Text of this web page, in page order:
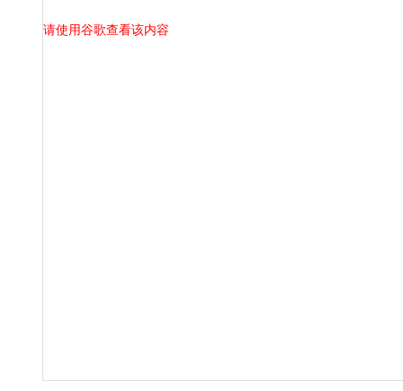
请使用谷歌查看该内容